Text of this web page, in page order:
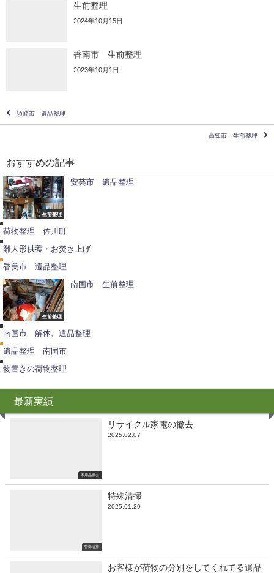
生前整理
2024年10月15日
香南市 生前整理
2023年10月1日
須崎市 遺品整理
高知市 生前整理
おすすめの記事
生前整理
安芸市 遺品整理
荷物整理 佐川町
雛人形供養・お焚き上げ
香美市 遺品整理
生前整理
南国市 生前整理
南国市 解体、遺品整理
遺品整理 南国市
物置きの荷物整理
最新実績
不用品撤去
リサイクル家電の撤去
2025.02.07
特殊清掃
特殊清掃
2025.01.29
お客様が荷物の分別をしてくれてる遺品